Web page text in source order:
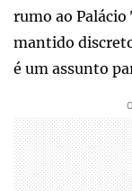
rumo ao
mantido
é um assunto